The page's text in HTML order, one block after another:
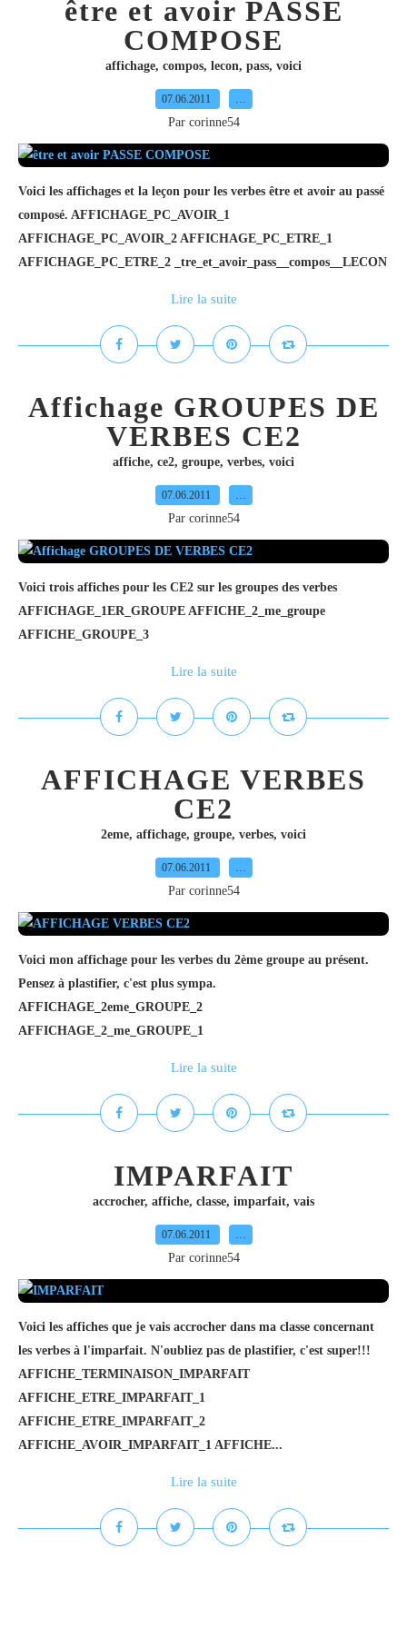
être et avoir PASSE
COMPOSE
affichage, compos, lecon, pass, voici
07.06.2011 …
Par corinne54
Voici les affichages et la leçon pour les verbes être et avoir au passé
composé. AFFICHAGE_PC_AVOIR_1
AFFICHAGE_PC_AVOIR_2 AFFICHAGE_PC_ETRE_1
AFFICHAGE_PC_ETRE_2 _tre_et_avoir_pass__compos__LECON
Lire la suite
Affichage GROUPES DE
VERBES CE2
affiche, ce2, groupe, verbes, voici
07.06.2011 …
Par corinne54
Voici trois affiches pour les CE2 sur les groupes des verbes
AFFICHAGE_1ER_GROUPE AFFICHE_2_me_groupe
AFFICHE_GROUPE_3
Lire la suite
AFFICHAGE VERBES
CE2
2eme, affichage, groupe, verbes, voici
07.06.2011 …
Par corinne54
Voici mon affichage pour les verbes du 2ème groupe au présent.
Pensez à plastifier, c'est plus sympa.
AFFICHAGE_2eme_GROUPE_2
AFFICHAGE_2_me_GROUPE_1
Lire la suite
IMPARFAIT
accrocher, affiche, classe, imparfait, vais
07.06.2011 …
Par corinne54
Voici les affiches que je vais accrocher dans ma classe concernant
les verbes à l'imparfait. N'oubliez pas de plastifier, c'est super!!!
AFFICHE_TERMINAISON_IMPARFAIT
AFFICHE_ETRE_IMPARFAIT_1
AFFICHE_ETRE_IMPARFAIT_2
AFFICHE_AVOIR_IMPARFAIT_1 AFFICHE...
Lire la suite